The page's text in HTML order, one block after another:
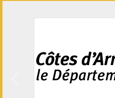
Précedent